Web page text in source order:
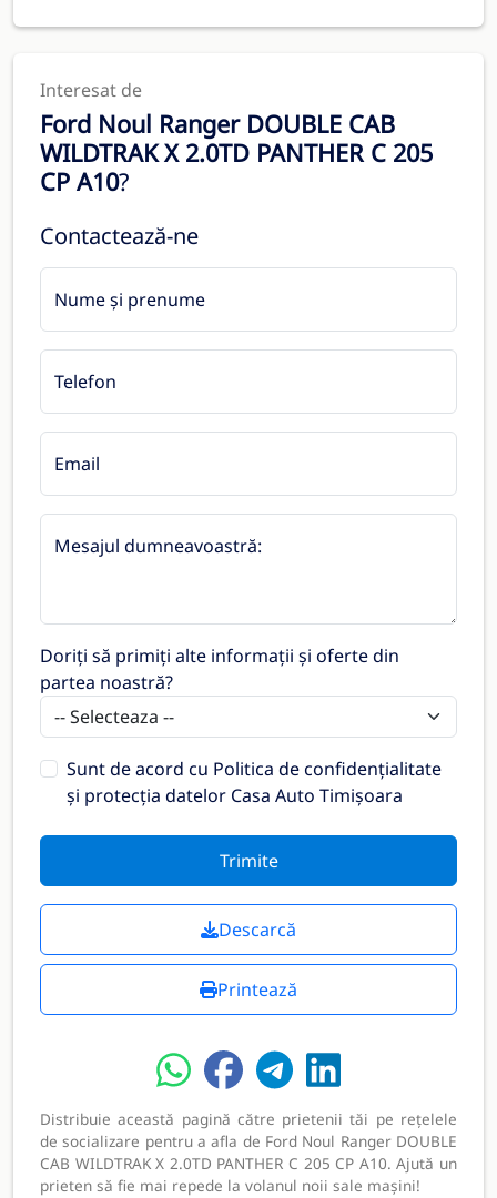
Interesat de
Ford Noul Ranger DOUBLE CAB
WILDTRAK X 2.0TD PANTHER C 205
CP A10?
Contactează-ne
Nume și prenume
Telefon
Email
Mesajul dumneavoastră:
Doriți să primiți alte informații și oferte din
partea noastră?
Sunt de acord cu Politica de confidențialitate
și protecția datelor Casa Auto Timișoara
Trimite
Descarcă
Printează
Distribuie această pagină către prietenii tăi pe rețelele
de socializare pentru a afla de Ford Noul Ranger DOUBLE
CAB WILDTRAK X 2.0TD PANTHER C 205 CP A10. Ajută un
prieten să fie mai repede la volanul noii sale mașini!